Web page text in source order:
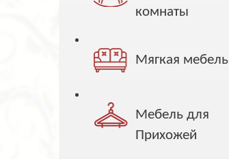
комнаты
Мягкая мебель
Мебель для
Прихожей